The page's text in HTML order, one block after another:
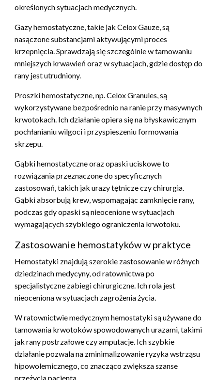
określonych sytuacjach medycznych.
Gazy hemostatyczne, takie jak Celox Gauze, są
nasączone substancjami aktywującymi proces
krzepnięcia. Sprawdzają się szczególnie w tamowaniu
mniejszych krwawień oraz w sytuacjach, gdzie dostęp do
rany jest utrudniony.
Proszki hemostatyczne, np. Celox Granules, są
wykorzystywane bezpośrednio na ranie przy masywnych
krwotokach. Ich działanie opiera się na błyskawicznym
pochłanianiu wilgoci i przyspieszeniu formowania
skrzepu.
Gąbki hemostatyczne oraz opaski uciskowe to
rozwiązania przeznaczone do specyficznych
zastosowań, takich jak urazy tętnicze czy chirurgia.
Gąbki absorbują krew, wspomagając zamknięcie rany,
podczas gdy opaski są nieocenione w sytuacjach
wymagających szybkiego ograniczenia krwotoku.
Zastosowanie hemostatyków w praktyce
Hemostatyki znajdują szerokie zastosowanie w różnych
dziedzinach medycyny, od ratownictwa po
specjalistyczne zabiegi chirurgiczne. Ich rola jest
nieoceniona w sytuacjach zagrożenia życia.
W ratownictwie medycznym hemostatyki są używane do
tamowania krwotoków spowodowanych urazami, takimi
jak rany postrzałowe czy amputacje. Ich szybkie
działanie pozwala na zminimalizowanie ryzyka wstrząsu
hipowolemicznego, co znacząco zwiększa szanse
przeżycia pacjenta.